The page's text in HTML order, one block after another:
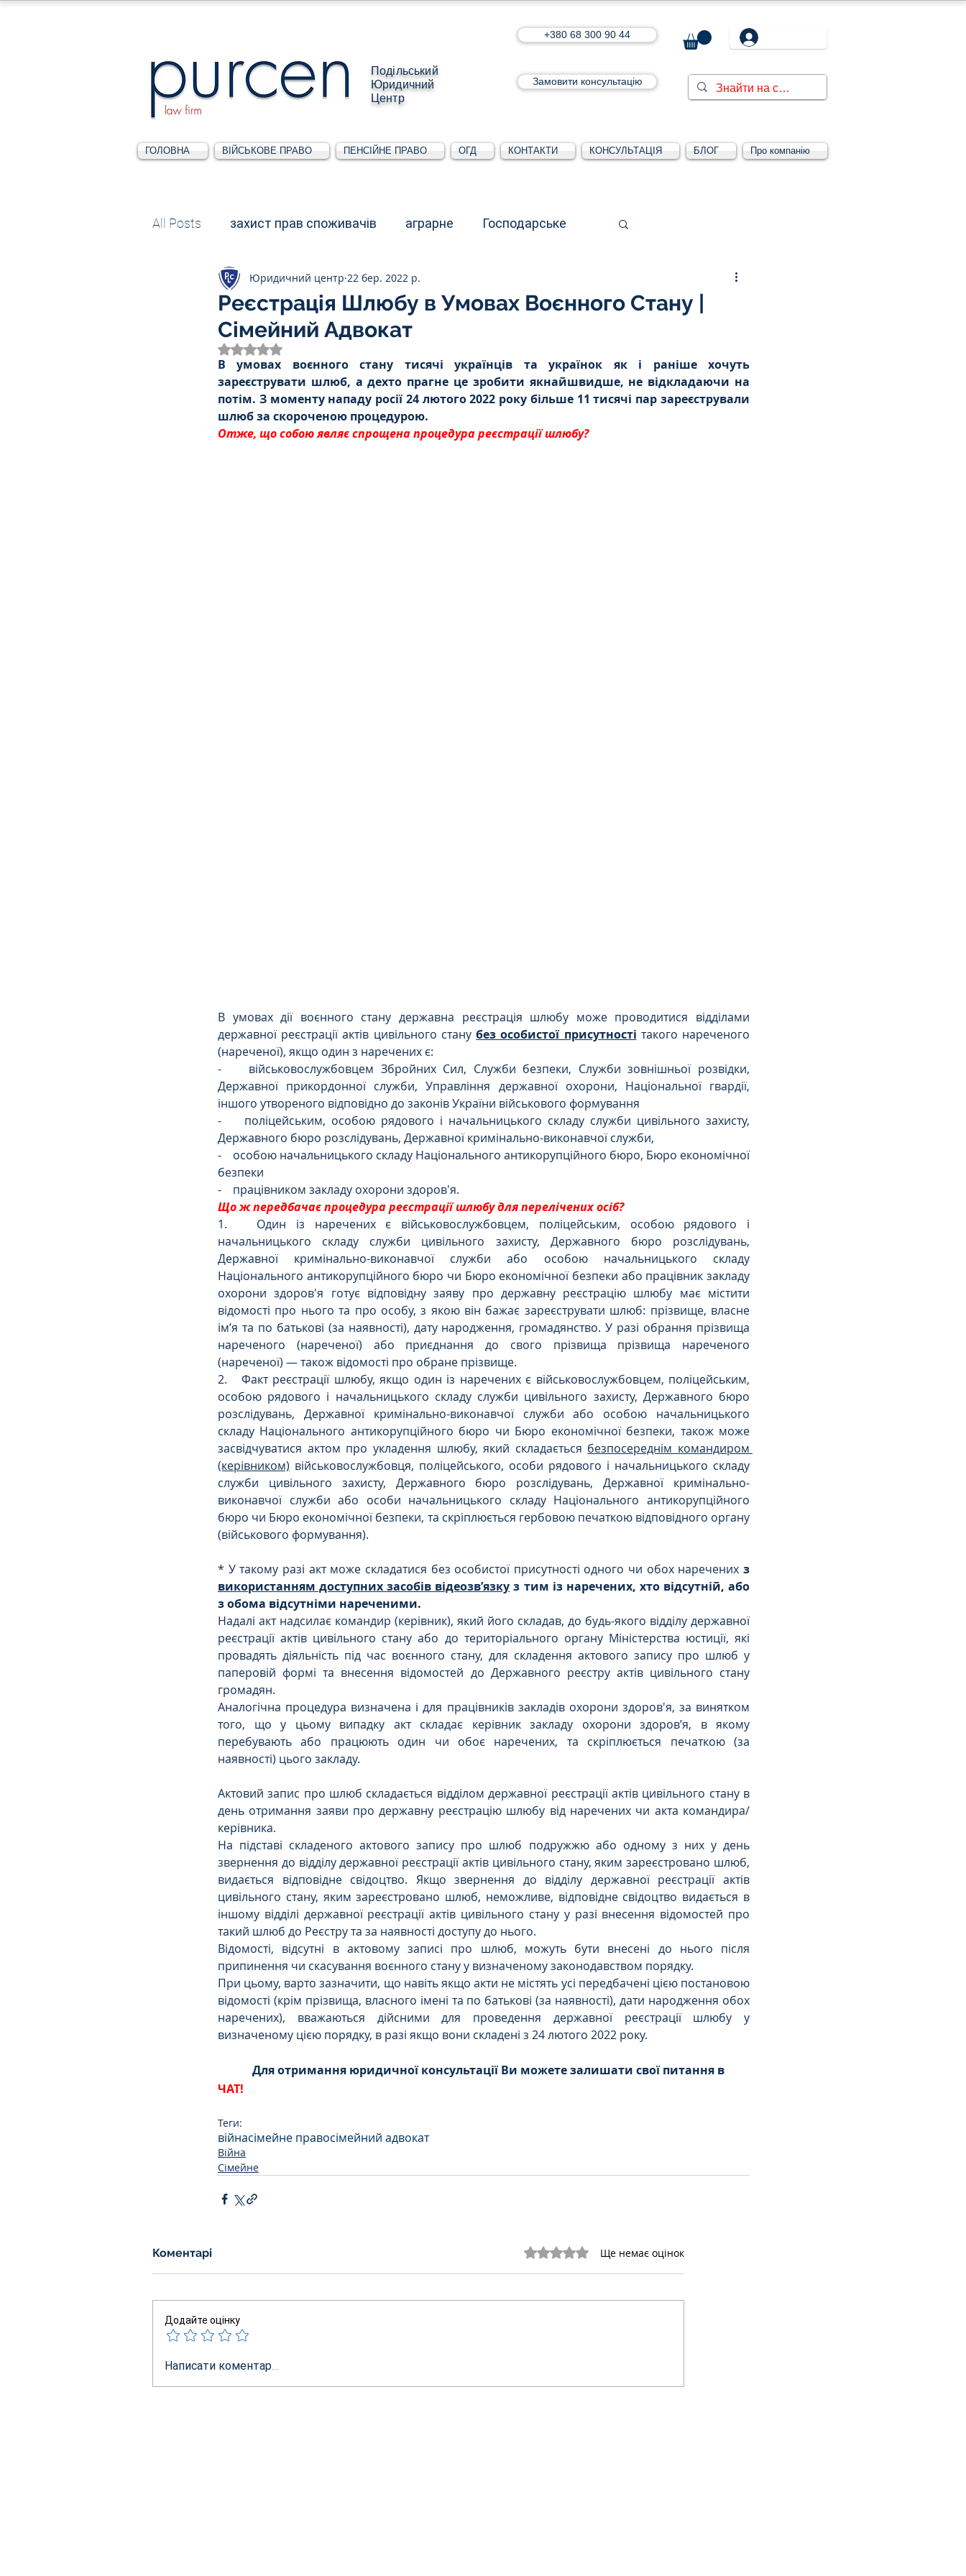
Подільський
Юридичний
Центр
+380 68 300 90 44
Замовити консультацію
ГОЛОВНА ВІЙСЬКОВЕ ПРАВО ПЕНСІЙНЕ ПРАВО ОГД КОНТАКТИ КОНСУЛЬТАЦІЯ БЛОГ Про компанію
All Posts захист прав споживачів аграрне Господарське
Податкове Адміністративне Для юридичних осіб
Трудове Земельне Інтелектуальна власність
Спортивне право Корупційне Адміністративі порушення
Реєстрація Шлюбу в Умовах Воєнного Стану |
Сімейний Адвокат
Юридичний центр 22 бер. 2022 р.
Оцінка: NaN з 5 зірок.
В умовах воєнного стану тисячі українців та українок як і раніше хочуть
зареєструвати шлюб, а дехто прагне це зробити якнайшвидше, не відкладаючи на
потім. З моменту нападу росії 24 лютого 2022 року більше 11 тисячі пар зареєстрували
шлюб за скороченою процедурою.
Отже, що собою являє спрощена процедура реєстрації шлюбу?
В умовах дії воєнного стану державна реєстрація шлюбу може проводитися відділами
державної реєстрації актів цивільного стану без особистої присутності такого нареченого
(нареченої), якщо один з наречених є:
- військовослужбовцем Збройних Сил, Служби безпеки, Служби зовнішньої розвідки,
Державної прикордонної служби, Управління державної охорони, Національної гвардії,
іншого утвореного відповідно до законів України військового формування
- поліцейським, особою рядового і начальницького складу служби цивільного захисту,
Державного бюро розслідувань, Державної кримінально-виконавчої служби,
- особою начальницького складу Національного антикорупційного бюро, Бюро економічної
безпеки
- працівником закладу охорони здоров'я.
Що ж передбачає процедура реєстрації шлюбу для перелічених осіб?
1.   Один із наречених є військовослужбовцем, поліцейським, особою рядового і
начальницького складу служби цивільного захисту, Державного бюро розслідувань,
Державної кримінально-виконавчої служби або особою начальницького складу
Національного антикорупційного бюро чи Бюро економічної безпеки або працівник закладу
охорони здоров'я готує відповідну заяву про державну реєстрацію шлюбу має містити
відомості про нього та про особу, з якою він бажає зареєструвати шлюб: прізвище, власне
ім’я та по батькові (за наявності), дату народження, громадянство. У разі обрання прізвища
нареченого (нареченої) або приєднання до свого прізвища прізвища нареченого
(нареченої) — також відомості про обране прізвище.
2.   Факт реєстрації шлюбу, якщо один із наречених є військовослужбовцем, поліцейським,
особою рядового і начальницького складу служби цивільного захисту, Державного бюро
розслідувань, Державної кримінально-виконавчої служби або особою начальницького
складу Національного антикорупційного бюро чи Бюро економічної безпеки, також може
засвідчуватися актом про укладення шлюбу, який складається безпосереднім командиром
(керівником) військовослужбовця, поліцейського, особи рядового і начальницького складу
служби цивільного захисту, Державного бюро розслідувань, Державної кримінально-
виконавчої служби або особи начальницького складу Національного антикорупційного
бюро чи Бюро економічної безпеки, та скріплюється гербовою печаткою відповідного органу
(військового формування).
* У такому разі акт може складатися без особистої присутності одного чи обох наречених
використанням доступних засобів відеозв’язку з тим із наречених, хто відсутній, або
з обома відсутніми нареченими.
Надалі акт надсилає командир (керівник), який його складав, до будь-якого відділу державної
реєстрації актів цивільного стану або до територіального органу Міністерства юстиції, які
провадять діяльність під час воєнного стану, для складення актового запису про шлюб у
паперовій формі та внесення відомостей до Державного реєстру актів цивільного стану
громадян.
Аналогічна процедура визначена і для працівників закладів охорони здоров'я, за винятком
того, що у цьому випадку акт складає керівник закладу охорони здоров’я, в якому
перебувають або працюють один чи обоє наречених, та скріплюється печаткою (за
наявності) цього закладу.
Актовий запис про шлюб складається відділом державної реєстрації актів цивільного стану в
день отримання заяви про державну реєстрацію шлюбу від наречених чи акта командира/
керівника.
На підставі складеного актового запису про шлюб подружжю або одному з них у день
звернення до відділу державної реєстрації актів цивільного стану, яким зареєстровано шлюб,
видається відповідне свідоцтво. Якщо звернення до відділу державної реєстрації актів
цивільного стану, яким зареєстровано шлюб, неможливе, відповідне свідоцтво видається в
іншому відділі державної реєстрації актів цивільного стану у разі внесення відомостей про
такий шлюб до Реєстру та за наявності доступу до нього.
Відомості, відсутні в актовому записі про шлюб, можуть бути внесені до нього після
припинення чи скасування воєнного стану у визначеному законодавством порядку.
При цьому, варто зазначити, що навіть якщо акти не містять усі передбачені цією постановою
відомості (крім прізвища, власного імені та по батькові (за наявності), дати народження обох
наречених), вважаються дійсними для проведення державної реєстрації шлюбу у
визначеному цією порядку, в разі якщо вони складені з 24 лютого 2022 року.
Для отримання юридичної консультації Ви можете залишати свої питання в
ЧАТ!
Теги:
війнасімейне правосімейний адвокат
Війна
Сімейне
Коментарі Оцінка: 0 з 5 зірок.Ще немає оцінок
Додайте оцінку
Написати коментар...